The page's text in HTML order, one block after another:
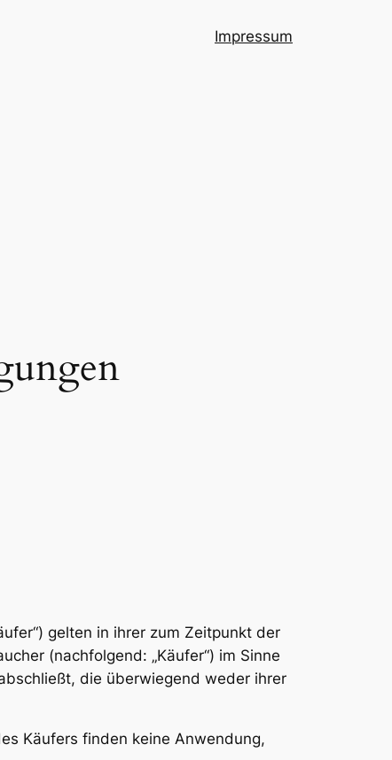
Impressum
gelten in ihrer zum Zeitpunkt der
(nachfolgend: „Käufer“) im Sinne
die überwiegend weder ihrer
Käufers finden keine Anwendung,